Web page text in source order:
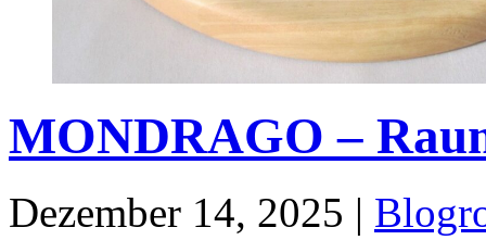
MONDRAGO –
Dezember 14, 2025 |